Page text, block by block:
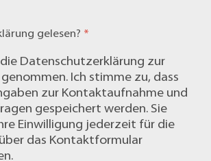
gelesen? *
Datenschutzerklärung zur
Ich stimme zu, dass
zur Kontaktaufnahme und
gespeichert werden. Sie
Einwilligung jederzeit für die
das Kontaktformular